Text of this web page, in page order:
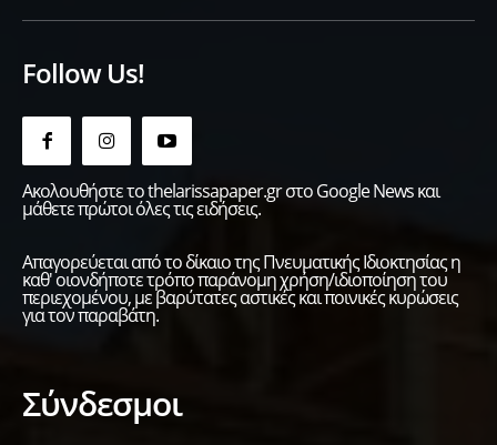
Follow Us!
Ακολουθήστε το thelarissapaper.gr στο Google News και
μάθετε πρώτοι όλες τις ειδήσεις.
Απαγορεύεται από το δίκαιο της Πνευματικής Ιδιοκτησίας η
καθ' οιονδήποτε τρόπο παράνομη χρήση/ιδιοποίηση του
περιεχομένου, με βαρύτατες αστικές και ποινικές κυρώσεις
για τον παραβάτη.
Σύνδεσμοι